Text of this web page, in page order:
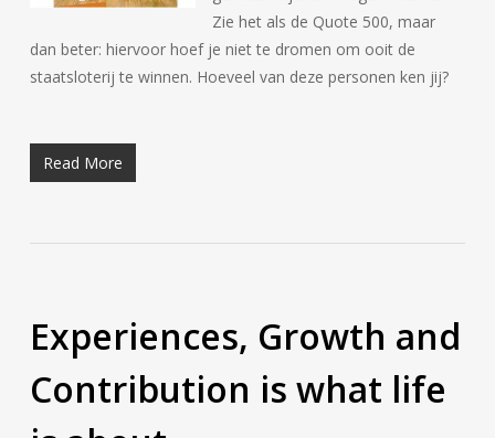
Zie het als de Quote 500, maar
dan beter: hiervoor hoef je niet te dromen om ooit de
staatsloterij te winnen. Hoeveel van deze personen ken jij?
Read More
Experiences, Growth and
Contribution is what life